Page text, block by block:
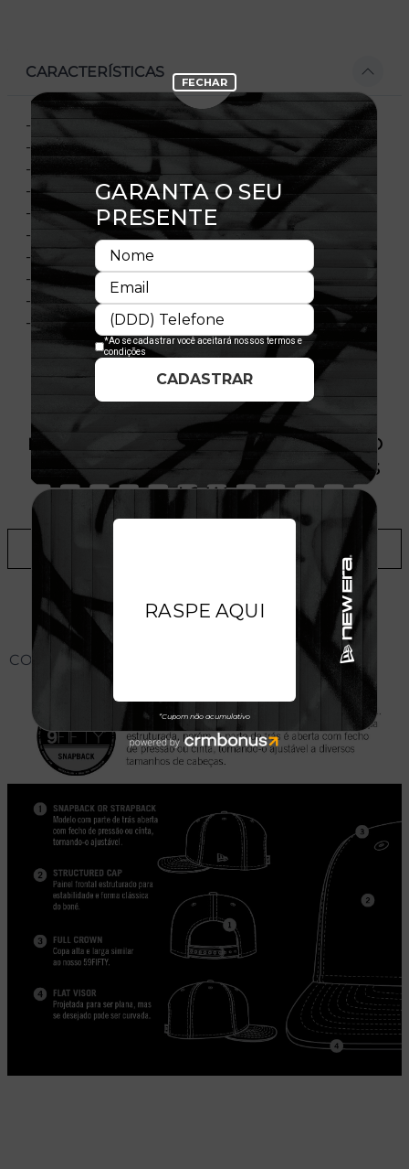
CARACTERÍSTICAS
- Bordado frontal
- Logo NBA na parte traseira
- Contra-aba contrastante na cor cinza
- Aba reta
- Ajustável com fechamento tipo Snapback
- Copa estruturada
- Flag bordada no lado esquerdo
- 100% Poliéster
- Importado
- Licença oficial
PRODUTO SEM ESTOQUE DÍSPONÍVEL NO
SITE, CONSULTE A DISPONIBILIDADE NAS
LOJAS
CONHEÇA O MODELO DO BONÉ